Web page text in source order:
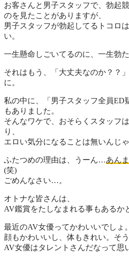
お客さんと男子スタッフで、勃起
のを見たことがありますが、
男子スタッフが勃起してるトコロ
い。
一生懸命しごいてるのに、一生勃
それはもう、「大丈夫なのか？？
に。
私の中に、「男子スタッフ全員ED
もありました。
そんなワケで、おそらくスタッフ
り、
エロい気分になることは無いんじ
ふたつめの理由は、うーん…あん
(笑)
ごめんなさい…。
オトナな皆さんは、
AV鑑賞をたしなまれる事もあるか
最近のAV女優ってかわいいでしょ
顔もかわいいし、体もきれい。そ
AV女優はタレントさんだなって思